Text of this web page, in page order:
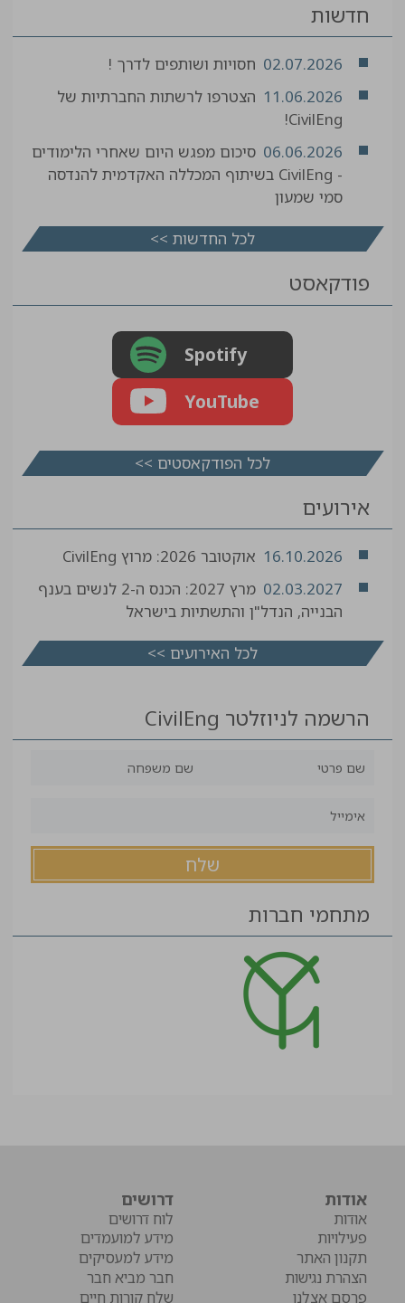
חדשות
02.07.2026 חסויות ושותפים לדרך !
11.06.2026 הצטרפו לרשתות החברתיות של
CivilEng!
06.06.2026 סיכום מפגש היום שאחרי הלימודים
- CivilEng בשיתוף המכללה האקדמית להנדסה
סמי שמעון
לכל החדשות >>
פודקאסט
Spotify
YouTube
לכל הפודקאסטים >>
אירועים
16.10.2026 אוקטובר 2026: מרוץ CivilEng
02.03.2027
מרץ 2027: הכנס ה-2 לנשים בענף
הבנייה, הנדל"ן והתשתיות בישראל
לכל האירועים >>
הרשמה לניוזלטר CivilEng
מתחמי חברות
אודות
אודות
פעילויות
תקנון האתר
הצהרת נגישות
פרסם אצלנו
דרושים
לוח דרושים
מידע למועמדים
מידע למעסיקים
חבר מביא חבר
שלח קורות חיים